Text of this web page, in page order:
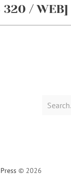
/
Search
© 2026